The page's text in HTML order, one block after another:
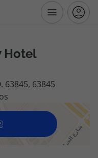
Hotel
63845, 63845